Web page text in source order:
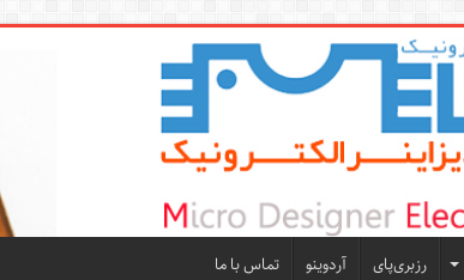
رزبری‌پای آردوینو تماس با ما